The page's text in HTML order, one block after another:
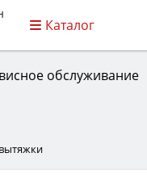
Каталог
обслуживание